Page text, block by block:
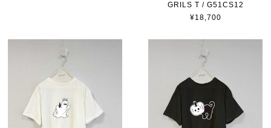
GRILS T / G51CS12
¥18,700